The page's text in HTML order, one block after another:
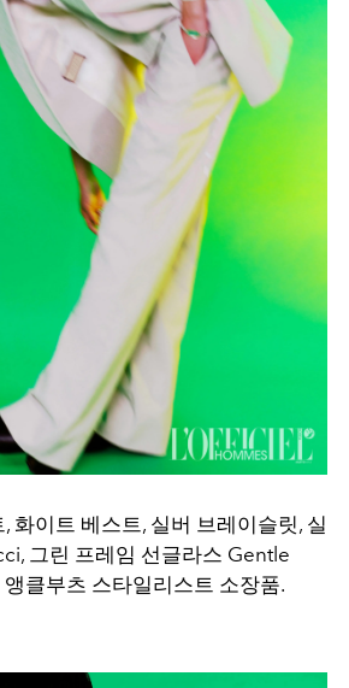
화이트 베스트, 실버 브레이슬릿, 실
그린 프레임 선글라스 Gentle
클부츠 스타일리스트 소장품.